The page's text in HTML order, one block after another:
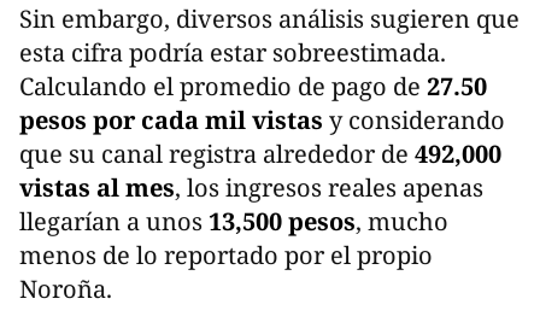
Sin embargo, diversos análisis sugieren que
esta cifra podría estar sobreestimada.
Calculando el promedio de pago de 27.50
pesos por cada mil vistas y considerando
que su canal registra alrededor de 492,000
vistas al mes, los ingresos reales apenas
llegarían a unos 13,500 pesos, mucho
menos de lo reportado por el propio
Noroña.